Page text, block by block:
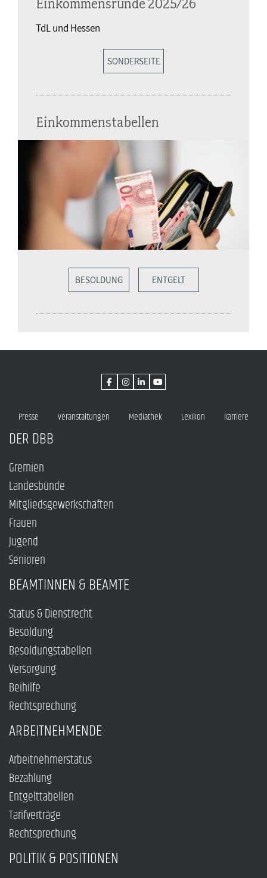
Einkommensrunde 2025/26
TdL und Hessen
SONDERSEITE
Einkommenstabellen
BESOLDUNG ENTGELT
Presse Veranstaltungen Mediathek Lexikon Karriere
DER DBB
Gremien
Landesbünde
Mitgliedsgewerkschaften
Frauen
Jugend
Senioren
BEAMTINNEN & BEAMTE
Status & Dienstrecht
Besoldung
Besoldungstabellen
Versorgung
Beihilfe
Rechtsprechung
ARBEITNEHMENDE
Arbeitnehmerstatus
Bezahlung
Entgelttabellen
Tarifverträge
Rechtsprechung
POLITIK & POSITIONEN